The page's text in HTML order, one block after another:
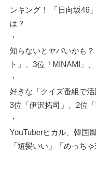
ンキング！ 「日向坂46
は？
・
知らないとヤバいかも
ト」、3位「MINAMI」
・
好きな「クイズ番組で
3位「伊沢拓司」、2位
・
YouTuberヒカル、韓国
「短髪いい」「めっち